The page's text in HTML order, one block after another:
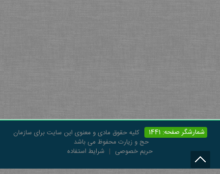
شمارشگر صفحه: 1441
کلیه حقوق مادی و معنوی این سایت برای سازمان
حج و زیارت محفوظ می باشد
حریم خصوصی | شرایط استفاده